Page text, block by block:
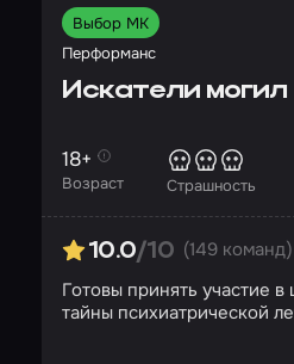
Выбор МК
Перформанс
Искатели могил
Возраст
18+
Страшность
10.0/10 (149 команд)
Готовы принять участие в
тайны психиатрической